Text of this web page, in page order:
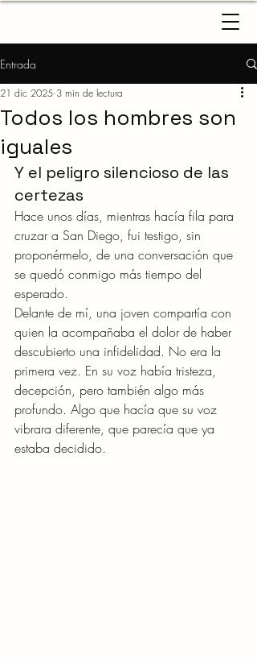
Entrada
Todos los hombres son
iguales
21 dic 2025 3 min de lectura
Y el peligro silencioso de las
certezas
Hace unos días, mientras hacía fila para
cruzar a San Diego, fui testigo, sin
proponérmelo, de una conversación que
se quedó conmigo más tiempo del
esperado.
Delante de mí, una joven compartía con
quien la acompañaba el dolor de haber
descubierto una infidelidad. No era la
primera vez. En su voz había tristeza,
decepción, pero también algo más
profundo. Algo que hacía que su voz
vibrara diferente, que parecía que ya
estaba decidido.